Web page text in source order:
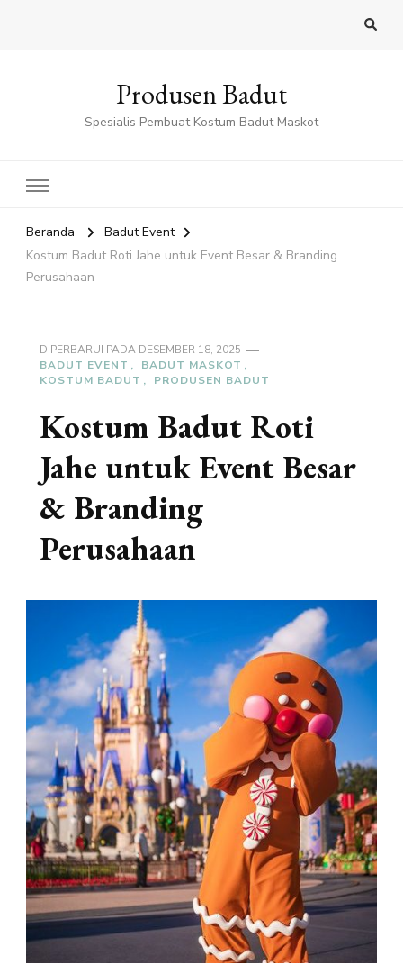
Produsen Badut
Spesialis Pembuat Kostum Badut Maskot
Beranda
Badut Event
Kostum Badut Roti Jahe untuk Event Besar & Branding
Perusahaan
DIPERBARUI PADA DESEMBER 18, 2025
BADUT EVENT
BADUT MASKOT
KOSTUM BADUT
PRODUSEN BADUT
Kostum Badut Roti
Jahe untuk Event Besar
& Branding
Perusahaan